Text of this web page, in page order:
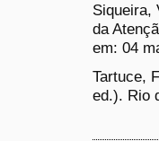
Siqueira,
da
em: 04
Tartuce,
ed.). Rio